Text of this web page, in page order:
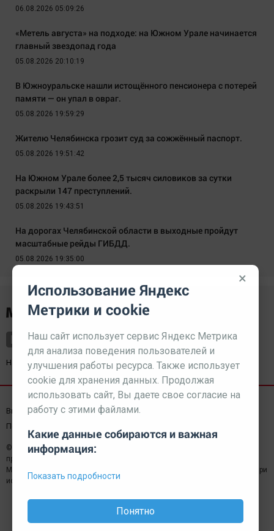
06.08.2026 05:09:26
«Метель августа» на подходе: на Южном Урале начинается
главный звездопад года
05.08.2026 20:10:19
В Южноуральске нашли истощённого пенсионера с потерей
памяти — он упал в овраг.
05.08.2026 19:59:29
Жителю Челябинска грозит суд за сожжённый паспорт.
05.08.2026 19:51:42
На Южном Урале более 2,5 тысяч силовиков за сутки
раскрыли 147 преступлений.
05.08.2026 19:43:51
На дорогах Челябинской области в выходные пройдут
масштабные рейды ГИБДД.
05.08.2026 19:35:00
Наш партнерkurorty-sochi.ru
Выходные данные СМИ Реклама
Пользовательское соглашение
© 2026 МЕДИАЗАВОД — Сайт может содержать контент,
предназначенный для лиц 18+
Мнение редакции может не совпадать с мнением отдельных авторов.При
использовании материалов сайта ссылка обязательна.
×
Использование Яндекс
Метрики и cookie
Наш сайт использует сервис Яндекс Метрика
для анализа поведения пользователей и
улучшения работы ресурса. Также использует
cookie для хранения данных. Продолжая
использовать сайт, Вы даете свое согласие на
работу с этими файлами.
Какие данные собираются и важная
информация:
Показать подробности
Понятно